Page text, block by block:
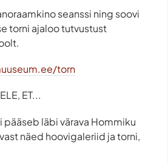
seanssi ning soovi
torni ajaloo tutvustust
torn
ET...
pääseb läbi värava Hommiku
näed hoovigaleriid ja torni,